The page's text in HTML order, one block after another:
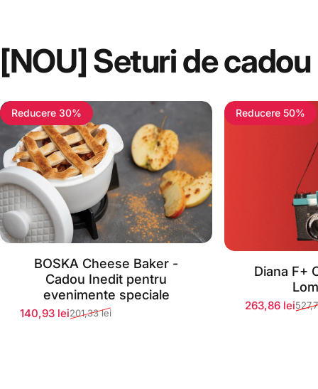
[NOU]Seturidecadou
Reducere 30%
Stoc momentan epuizat
BOSKA Cheese Baker -
Cadou Inedit pentru
evenimente speciale
Preț redus
140,93 lei
Preț normal201,33 lei
Reducere 50%
Stoc
Diana F+
Preț redus
263,86 lei
Preț normal